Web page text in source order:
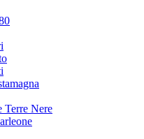
Terre Nere